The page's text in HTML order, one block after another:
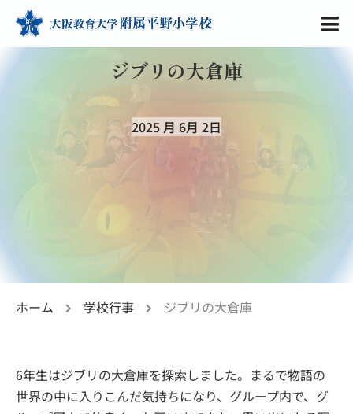
ジブリの大倉庫
2025 月 6月 2日
ホーム 学校行事 ジブリの大倉庫
6年生はジブリの大倉庫を探索しました。まるで物語の
世界の中に入りこんだ気持ちになり、グループ内で、グ